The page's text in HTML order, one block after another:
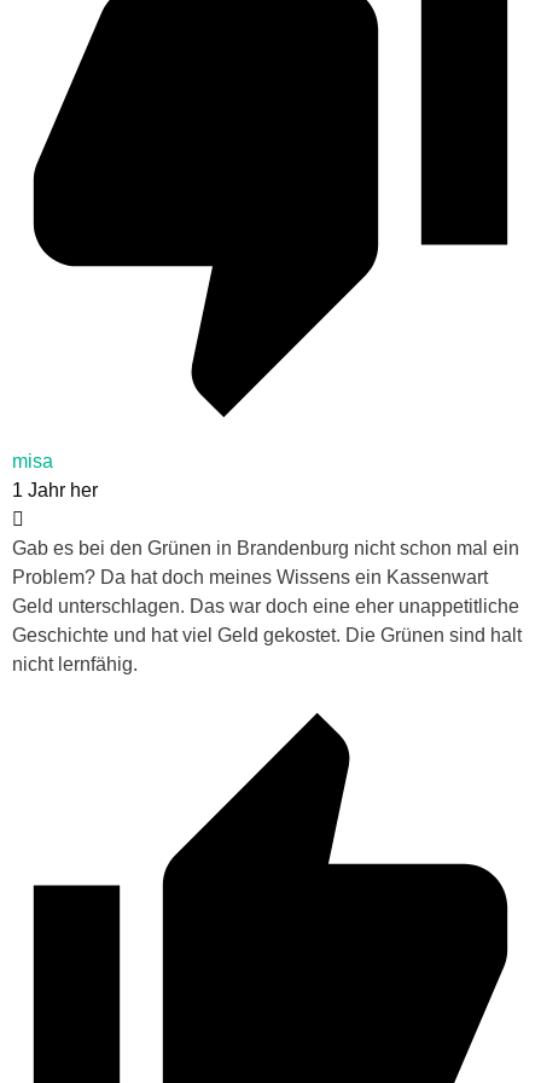
misa
1 Jahr her
Gab es bei den Grünen in Brandenburg nicht schon mal ein
Problem? Da hat doch meines Wissens ein Kassenwart
Geld unterschlagen. Das war doch eine eher unappetitliche
Geschichte und hat viel Geld gekostet. Die Grünen sind halt
nicht lernfähig.